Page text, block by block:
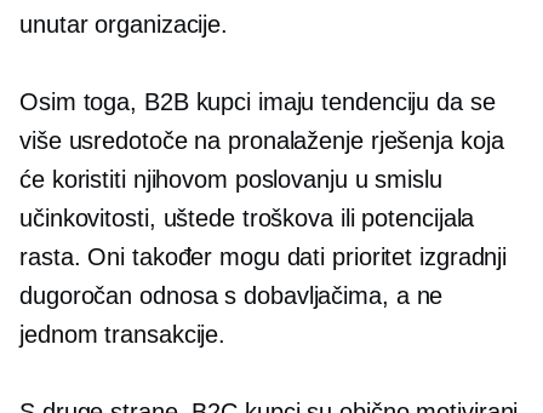
unutar organizacije.
Osim toga, B2B kupci imaju tendenciju da se
više usredotoče na pronalaženje rješenja koja
će koristiti njihovom poslovanju u smislu
učinkovitosti, uštede troškova ili potencijala
rasta. Oni također mogu dati prioritet izgradnji
dugoročan odnosa s dobavljačima, a ne
jednom transakcije.